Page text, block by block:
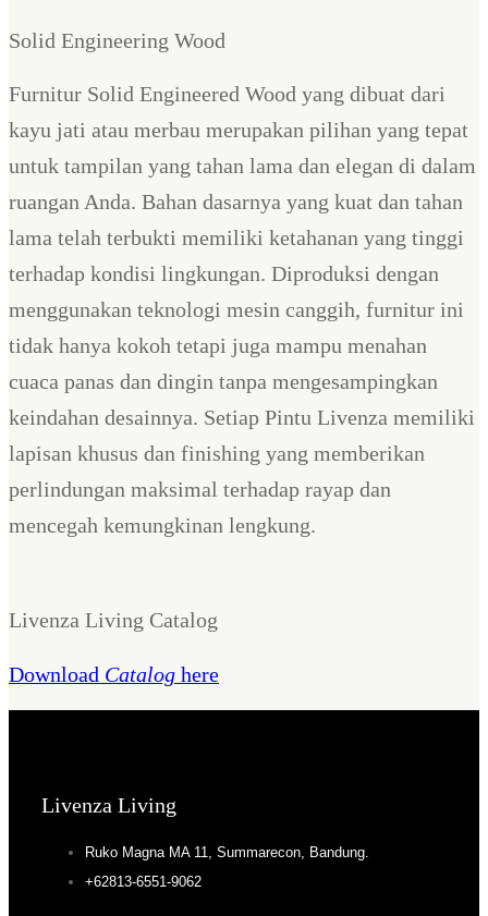
Solid Engineering Wood
Furnitur Solid Engineered Wood yang dibuat dari
kayu jati atau merbau merupakan pilihan yang tepat
untuk tampilan yang tahan lama dan elegan di dalam
ruangan Anda. Bahan dasarnya yang kuat dan tahan
lama telah terbukti memiliki ketahanan yang tinggi
terhadap kondisi lingkungan. Diproduksi dengan
menggunakan teknologi mesin canggih, furnitur ini
tidak hanya kokoh tetapi juga mampu menahan
cuaca panas dan dingin tanpa mengesampingkan
keindahan desainnya. Setiap Pintu Livenza memiliki
lapisan khusus dan finishing yang memberikan
perlindungan maksimal terhadap rayap dan
mencegah kemungkinan lengkung.
Livenza Living Catalog
Download Catalog here
Livenza Living
Ruko Magna MA 11, Summarecon, Bandung.
+62813-6551-9062